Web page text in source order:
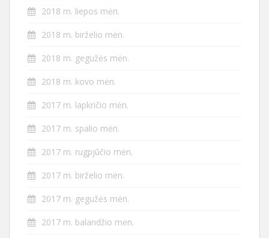
2018 m. liepos mėn.
2018 m. birželio mėn.
2018 m. gegužės mėn.
2018 m. kovo mėn.
2017 m. lapkričio mėn.
2017 m. spalio mėn.
2017 m. rugpjūčio mėn.
2017 m. birželio mėn.
2017 m. gegužės mėn.
2017 m. balandžio mėn.